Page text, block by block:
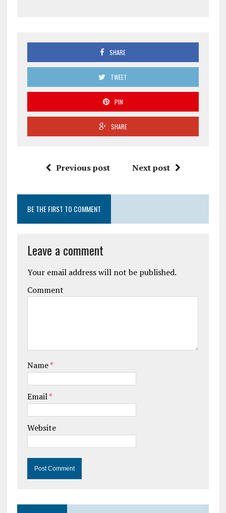
SHARE
TWEET
PIN
SHARE
Previous post Next post
BE THE FIRST TO COMMENT
Leave a comment
Your email address will not be published.
Comment
Name*
Email*
Website